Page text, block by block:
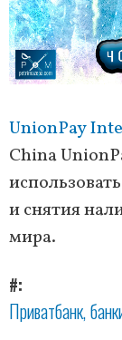
UnionPay
China
и снятия
мира.
#
Приватбанк